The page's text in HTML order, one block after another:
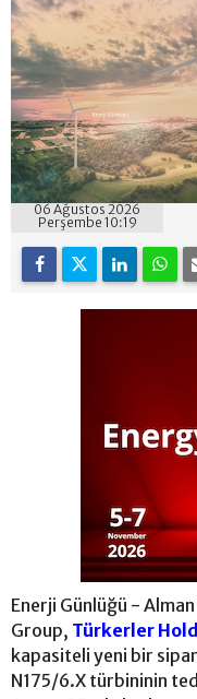
06 Ağustos 2026
Perşembe 10:19
Enerji Günlüğü -
Group, Türkerler
kapasiteli yeni bir
N175/6.X türbininin